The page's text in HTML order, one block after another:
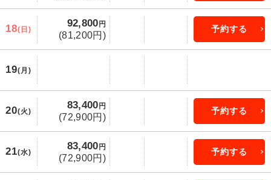
18(日)
92,800 円
(81,200円)
予約する
19(月)
20(火)
83,400 円
(72,900円)
予約する
21(水)
83,400 円
(72,900円)
予約する